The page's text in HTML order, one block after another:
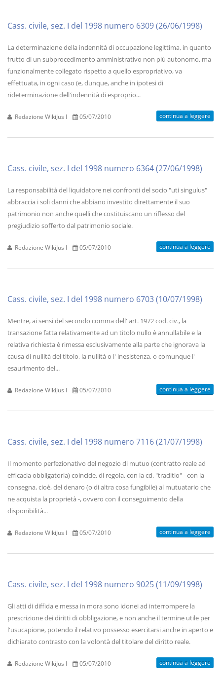
Cass. civile, sez. I del 1998 numero 6309 (26/06/1998)
La determinazione della indennità di occupazione legittima, in quanto
frutto di un subprocedimento amministrativo non più autonomo, ma
funzionalmente collegato rispetto a quello espropriativo, va
effettuata, in ogni caso (e, dunque, anche in ipotesi di
rideterminazione dell'indennità di esproprio...
Redazione WikiJus I 05/07/2010 continua a leggere
Cass. civile, sez. I del 1998 numero 6364 (27/06/1998)
La responsabilità del liquidatore nei confronti del socio "uti singulus"
abbraccia i soli danni che abbiano investito direttamente il suo
patrimonio non anche quelli che costituiscano un riflesso del
pregiudizio sofferto dal patrimonio sociale.
Redazione WikiJus I 05/07/2010 continua a leggere
Cass. civile, sez. I del 1998 numero 6703 (10/07/1998)
Mentre, ai sensi del secondo comma dell' art. 1972 cod. civ., la
transazione fatta relativamente ad un titolo nullo è annullabile e la
relativa richiesta è rimessa esclusivamente alla parte che ignorava la
causa di nullità del titolo, la nullità o l' inesistenza, o comunque l'
esaurimento del...
Redazione WikiJus I 05/07/2010 continua a leggere
Cass. civile, sez. I del 1998 numero 7116 (21/07/1998)
Il momento perfezionativo del negozio di mutuo (contratto reale ad
efficacia obbligatoria) coincide, di regola, con la cd. "traditio" - con la
consegna, cioè, del denaro (o di altra cosa fungibile) al mutuatario che
ne acquista la proprietà -, ovvero con il conseguimento della
disponibilità...
Redazione WikiJus I 05/07/2010 continua a leggere
Cass. civile, sez. I del 1998 numero 9025 (11/09/1998)
Gli atti di diffida e messa in mora sono idonei ad interrompere la
prescrizione dei diritti di obbligazione, e non anche il termine utile per
l'usucapione, potendo il relativo possesso esercitarsi anche in aperto e
dichiarato contrasto con la volontà del titolare del diritto reale.
Redazione WikiJus I 05/07/2010 continua a leggere